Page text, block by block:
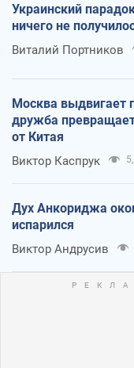
Украинский
ничего не
Виталий Портников
Москва выдвигает
дружба
от Китая
Виктор Каспрук
Дух Анкориджа
испарился
Виктор Андрусив